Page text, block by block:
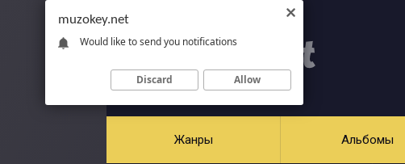
Жанры Альбомы
muzokey.net
Would like to send you notifications
Discard Allow